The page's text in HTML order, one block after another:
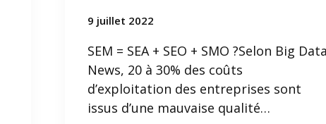
9 juillet 2022
SEM = SEA + SEO + SMO ?Selon Big
News, 20 à 30% des coûts
d’exploitation des entreprises sont
issus d’une mauvaise qualité…